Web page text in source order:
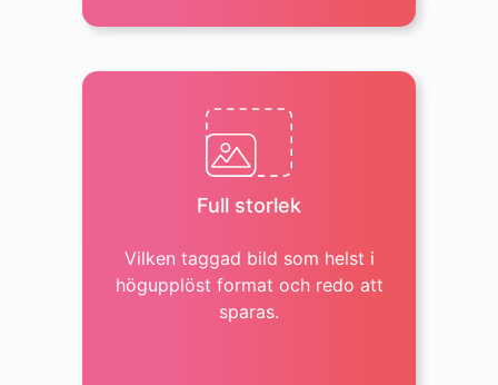
Full storlek
Vilken taggad bild som helst i
högupplöst format och redo att
sparas.